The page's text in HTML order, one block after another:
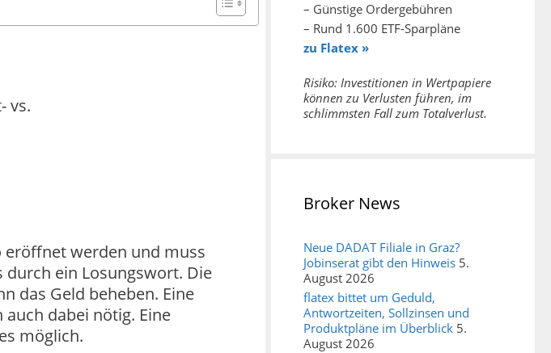
vs.
eröffnet werden und muss
ein Losungswort. Die
das Geld beheben. Eine
dabei nötig. Eine
möglich.
– Günstige Ordergebühren
– Rund 1.600 ETF-Sparpläne
zu Flatex »
Risiko: Investitionen in Wertpapiere
können zu Verlusten führen, im
schlimmsten Fall zum Totalverlust.
Broker News
Neue DADAT Filiale in Graz?
Jobinserat gibt den Hinweis 5.
August 2026
flatex bittet um Geduld,
Antwortzeiten, Sollzinsen und
Produktpläne im Überblick 5.
August 2026